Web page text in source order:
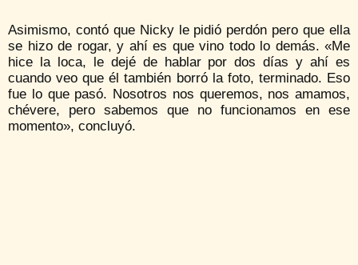
Asimismo, contó que Nicky le pidió perdón pero que ella
se hizo de rogar, y ahí es que vino todo lo demás. «Me
hice la loca, le dejé de hablar por dos días y ahí es
cuando veo que él también borró la foto, terminado. Eso
fue lo que pasó. Nosotros nos queremos, nos amamos,
chévere, pero sabemos que no funcionamos en ese
momento», concluyó.